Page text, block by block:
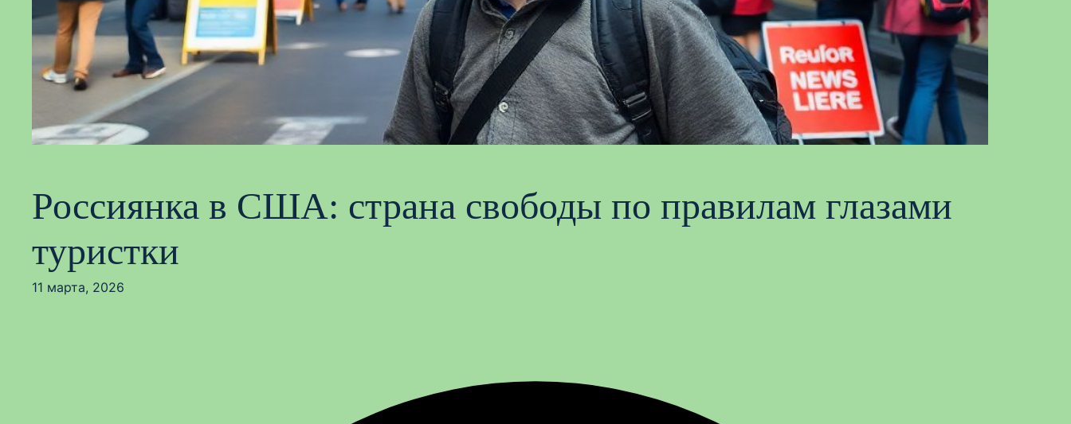
Россиянка в США: страна свободы по правилам глазами
туристки
11 марта, 2026